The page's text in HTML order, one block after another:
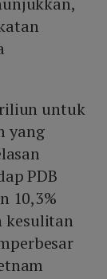
untuk
yang
PDB
10,3%
kesulitan